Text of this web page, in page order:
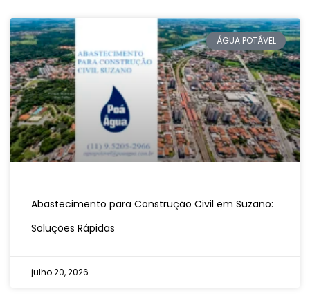
ÁGUA POTÁVEL
Abastecimento para Construção Civil em Suzano:
Soluções Rápidas
julho 20, 2026